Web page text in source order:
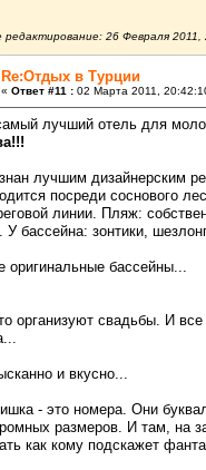
редактирование: 26 Февраля
Re:Отдых в Турции
« Ответ #11 : 02 Марта 2011,
лучший отель для
лучшим дизайнерским
посреди соснового
линии. Пляж:
У бассейна: зонтики,
оригинальные бассейны...
организуют свадьбы. И
и вкусно...
- это номера. Они
размеров. И там,
как кому подскажет